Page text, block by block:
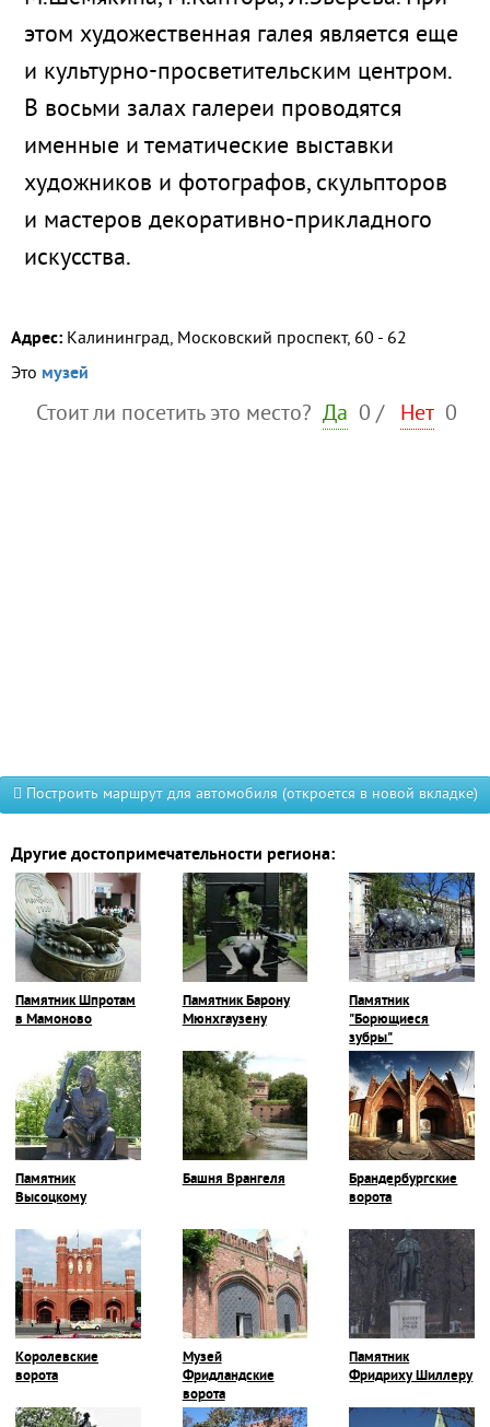
этом художественная галея является еще
и культурно-просветительским центром.
В восьми залах галереи проводятся
именные и тематические выставки
художников и фотографов, скульпторов
и мастеров декоративно-прикладного
искусства.
Адрес: Калининград, Московский проспект, 60 - 62
Это музей
Стоит ли посетить это место? Да 0 / Нет 0
Построить маршрут для автомобиля (откроется в новой вкладке)
Другие достопримечательности региона:
Памятник Шпротам
в Мамоново
Памятник Барону
Мюнхгаузену
Памятник
"Борющиеся
зубры"
Памятник
Высоцкому
Башня Врангеля
Брандербургские
ворота
Королевские
ворота
Музей
Фридландские
ворота
Памятник
Фридриху Шиллеру